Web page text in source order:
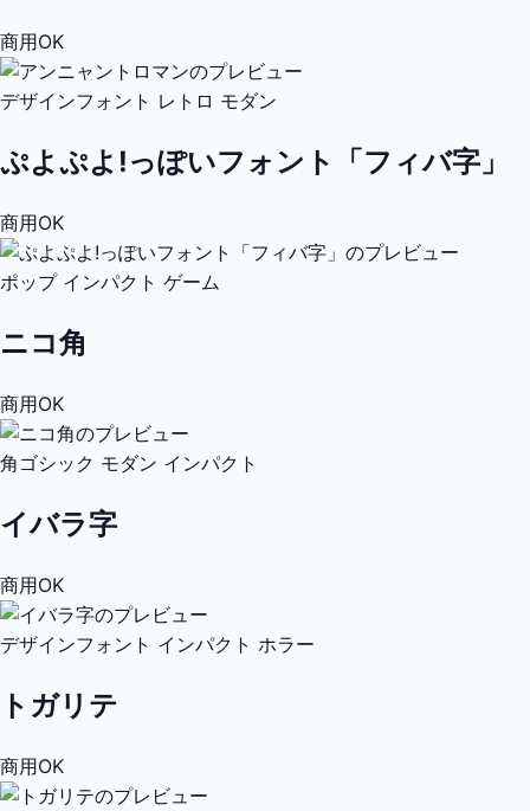
商用OK
デザインフォント レトロ モダン
ぷよぷよ!っぽいフォント「フィバ字」
商用OK
ポップ インパクト ゲーム
ニコ角
商用OK
角ゴシック モダン インパクト
イバラ字
商用OK
デザインフォント インパクト ホラー
トガリテ
商用OK